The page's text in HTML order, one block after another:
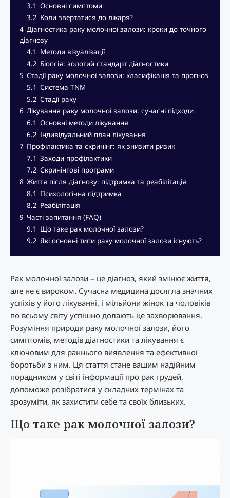
3.1 Основні симптоми
3.2 Коли звертатися до лікаря?
4 Діагностика раку молочної залози: кроки до точного
діагнозу
4.1 Методи візуалізації
4.2 Біопсія: золотий стандарт діагностики
5 Стадії раку молочної залози: класифікація та прогноз
5.1 Система TNM
5.2 Стадії раку
6 Лікування раку молочної залози: сучасні підходи
6.1 Основні методи лікування
6.2 Індивідуальний план лікування
7 Профілактика та скринінг: як знизити ризик
7.1 Заходи профілактики
7.2 Скринінгові програми
8 Життя після діагнозу: підтримка та реабілітація
8.1 Психологічна підтримка
8.2 Реабілітація
9 Часті запитання (FAQ)
9.1 Що таке рак молочної залози?
9.2 Які основні типи раку молочної залози існують?
Рак молочної залози – це діагноз, який змінює життя,
але не є вироком. Сучасна медицина досягла значних
успіхів у його лікуванні, і мільйони жінок та чоловіків
по всьому світу успішно долають це захворювання.
Розуміння природи раку молочної залози, його
симптомів, методів діагностики та лікування є
ключовим для раннього виявлення та ефективної
боротьби з ним. Ця стаття стане вашим надійним
порадником у світі інформації про рак грудей,
допоможе розібратися у складних термінах та
зрозуміти, як захистити себе та своїх близьких.
Що таке рак молочної залози?